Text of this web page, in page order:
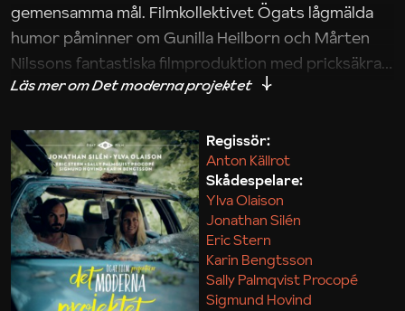
gemensamma mål. Filmkollektivet Ögats lågmälda
humor påminner om Gunilla Heilborn och Mårten
Nilssons fantastiska filmproduktion med pricksäkra
iakttagelser om hur svårt det kan vara att omsätta
Maja Kekonius
Regissör:
Anton Källrot
Skådespelare:
Ylva Olaison
Jonathan Silén
Eric Stern
Karin Bengtsson
Sally Palmqvist Procopé
Sigmund Hovind